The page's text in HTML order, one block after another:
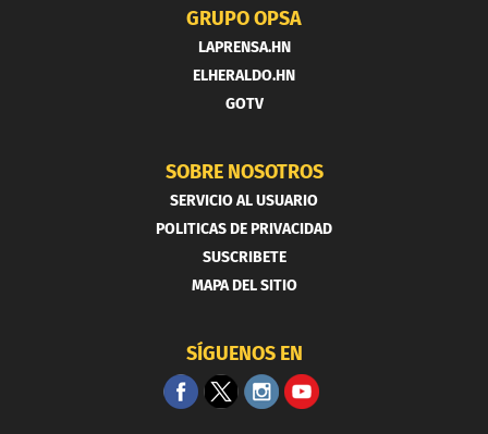
GRUPO OPSA
LAPRENSA.HN
ELHERALDO.HN
GOTV
SOBRE NOSOTROS
SERVICIO AL USUARIO
POLITICAS DE PRIVACIDAD
SUSCRIBETE
MAPA DEL SITIO
SÍGUENOS EN